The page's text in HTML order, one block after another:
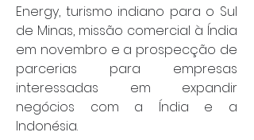
Energy, turismo indiano para o Sul
de Minas, missão comercial à Índia
em novembro e a prospecção de
parcerias para empresas
interessadas em expandir
negócios com a Índia e a
Indonésia.